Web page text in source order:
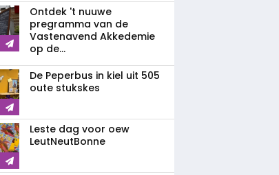
Ontdek 't nuuwe
pregramma van de
Vastenavend Akkedemie
op de...
De Peperbus in kiel uit 505
oute stukskes
Leste dag voor oew
LeutNeutBonne